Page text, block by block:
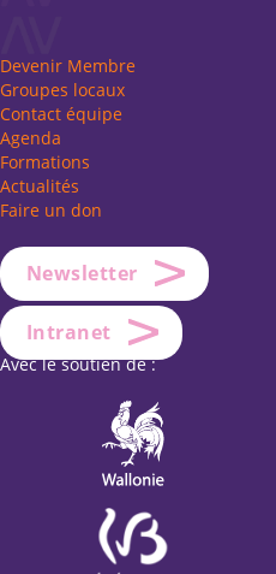
Devenir Membre
Groupes locaux
Contact équipe
Agenda
Formations
Actualités
Faire un don
Newsletter
Intranet
Avec le soutien de :